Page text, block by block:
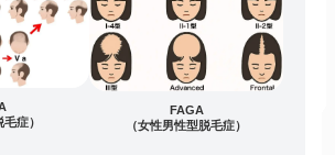
毛症）
FAGA
（女性男性型脱毛症）